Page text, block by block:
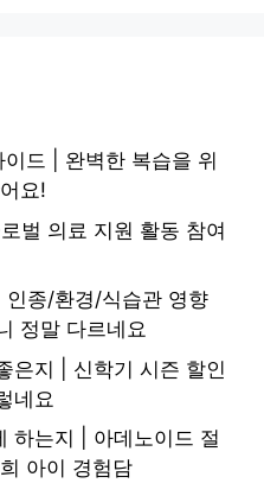
드 | 완벽한 복습을 위
요!
벌 의료 지원 활동 참여
종/환경/식습관 영향
정말 다르네요
은지 | 신학기 시즌 할인
네요
하는지 | 아데노이드 절
아이 경험담